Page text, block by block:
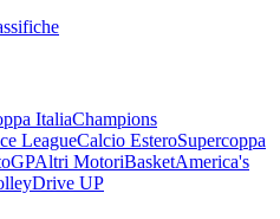
ItaliaChampions
LeagueCalcio EsteroSupercoppa
Altri MotoriBasketAmerica's
Drive UP